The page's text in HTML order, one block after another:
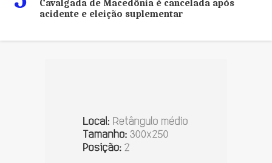
Cavalgada de Macedônia é cancelada após
acidente e eleição suplementar